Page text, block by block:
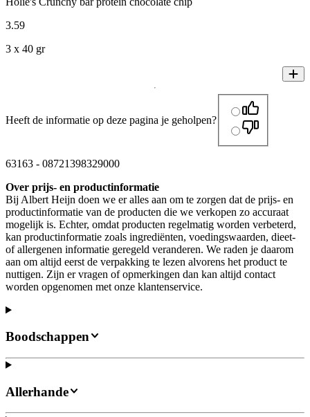
3.59
3 x 40 gr
Heeft de informatie op deze pagina je geholpen?
63163 - 08721398329000
Over prijs- en productinformatie
Bij Albert Heijn doen we er alles aan om te zorgen dat de prijs- en
productinformatie van de producten die we verkopen zo accuraat
mogelijk is. Echter, omdat producten regelmatig worden verbeterd,
kan productinformatie zoals ingrediënten, voedingswaarden, dieet-
of allergenen informatie geregeld veranderen. We raden je daarom
aan om altijd eerst de verpakking te lezen alvorens het product te
nuttigen. Zijn er vragen of opmerkingen dan kan altijd contact
worden opgenomen met onze klantenservice.
Boodschappen
Allerhande